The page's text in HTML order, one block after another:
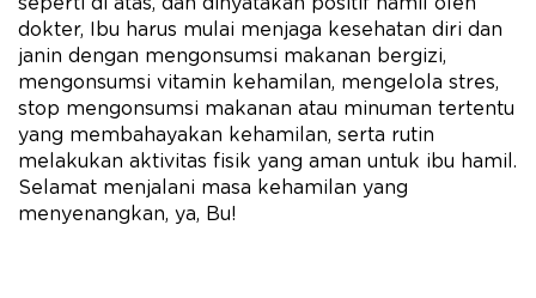
dokter, Ibu harus mulai menjaga kesehatan diri dan
janin dengan mengonsumsi makanan bergizi,
mengonsumsi vitamin kehamilan, mengelola stres,
stop mengonsumsi makanan atau minuman tertentu
yang membahayakan kehamilan, serta rutin
melakukan aktivitas fisik yang aman untuk ibu hamil.
Selamat menjalani masa kehamilan yang
menyenangkan, ya, Bu!